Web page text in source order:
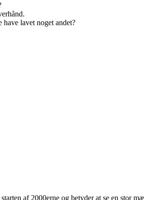
have lavet noget andet?
af 2000erne og betyder at se en stor